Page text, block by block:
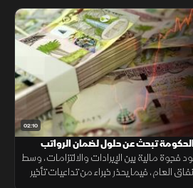
02:10
تبحث عن حلول لضمان الرواتب
فجوة مالية بين الإيرادات والالتزامات، وسط
العام، فيما يحذر خبراء من تداعيات تأخير